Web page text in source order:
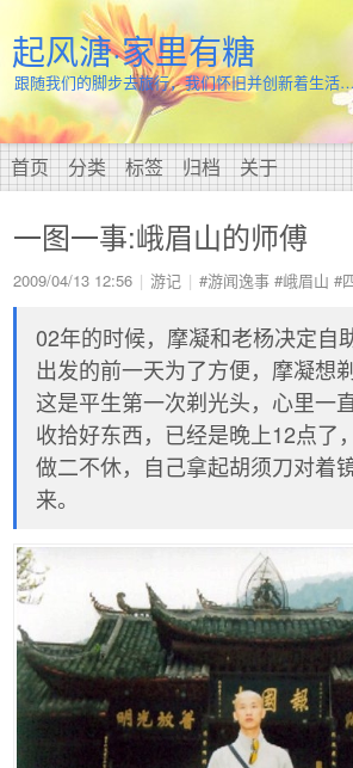
起风溏·家里有糖
跟随我们的脚步去旅行，我们怀旧并创新着生活
首页 分类 标签 归档 关于
一图一事:峨眉山的师傅
2009/04/13 12:56 游记 #游闻逸事 #峨眉山 #
02年的时候，摩凝和老杨决定自
出发的前一天为了方便，摩凝想
这是平生第一次剃光头，心里一
收拾好东西，已经是晚上12点了
做二不休，自己拿起胡须刀对着
来。